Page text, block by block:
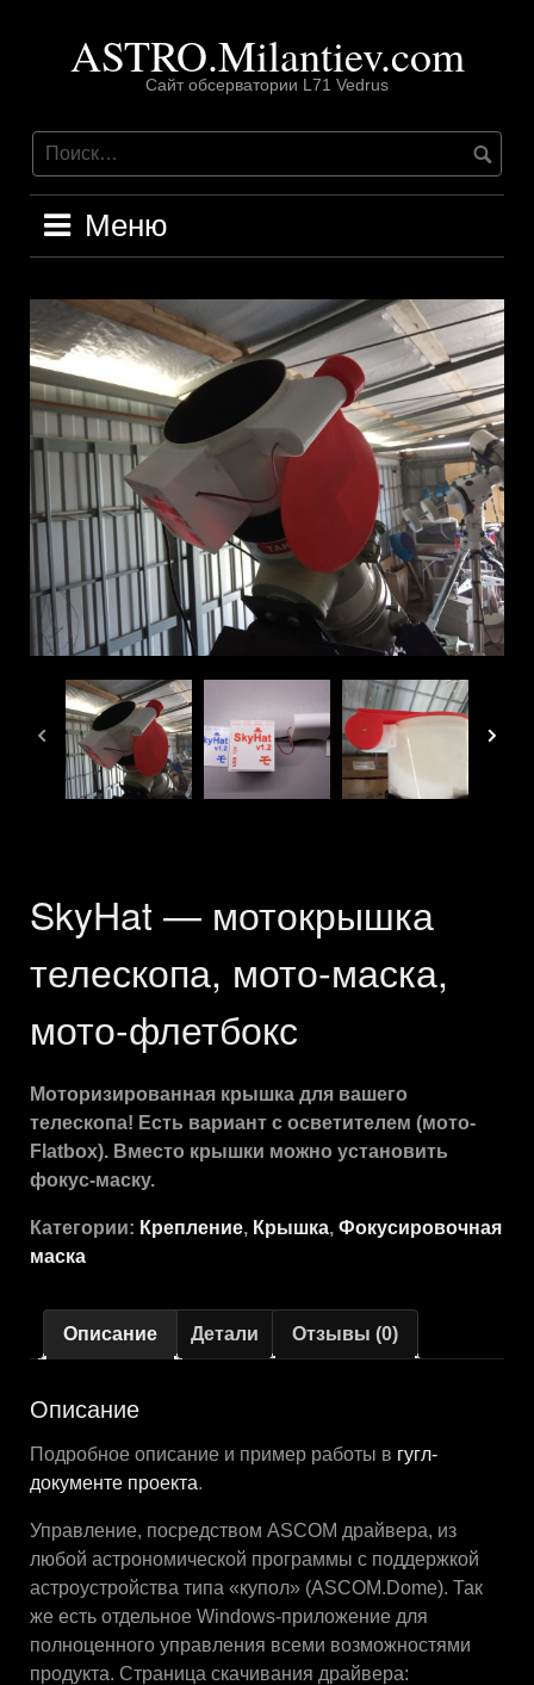
содержимомуASTRO.Milantiev.com
Сайт обсерватории L71 Vedrus
Меню
SkyHat — мотокрышка
телескопа, мото-маска,
мото-флетбокс
Моторизированная крышка для вашего
телескопа! Есть вариант с осветителем (мото-
Flatbox). Вместо крышки можно установить
фокус-маску.
Категории: Крепление, Крышка, Фокусировочная
маска
Описание Детали Отзывы (0)
Описание
Подробное описание и пример работы в гугл-
документе проекта.
Управление, посредством ASCOM драйвера, из
любой астрономической программы с поддержкой
астроустройства типа «купол» (ASCOM.Dome). Так
же есть отдельное Windows-приложение для
полноценного управления всеми возможностями
продукта. Страница скачивания драйвера: